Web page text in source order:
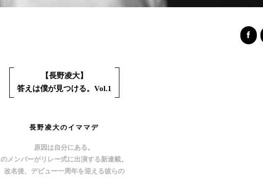
【長野凌大】
答えは僕が見つける。Vol.1
長野凌大のイママデ
原因は自分にある。
のメンバーがリレー式に出演する新連載。
改名後、デビュー一周年を迎える彼らの